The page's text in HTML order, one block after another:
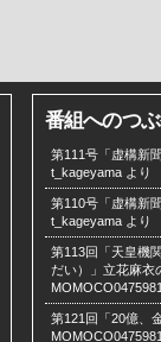
番組へのつ
第111号「虚構新
t_kageyama より
第110号「虚構新
t_kageyama より
第113回「天皇機
だい）」立花麻衣
第121回「20億、